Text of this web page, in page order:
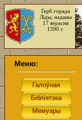
Герб горада
Ліды, наданы
17 верасня
1590 г.
Меню: